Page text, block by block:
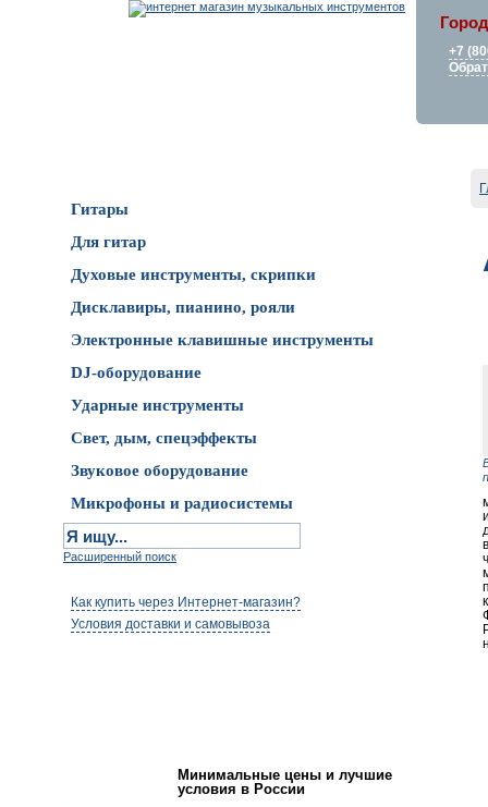
+7
Гитары
Для гитар
Духовые инструменты, скрипки
Дисклавиры, пианино, рояли
Электронные клавишные инструменты
DJ-оборудование
Ударные инструменты
Свет, дым, спецэффекты
Звуковое оборудование
Микрофоны и радиосистемы
Расширенный поиск
Как купить через Интернет-магазин?
Условия доставки и самовывоза
Минимальные цены и лучшие
условия в России